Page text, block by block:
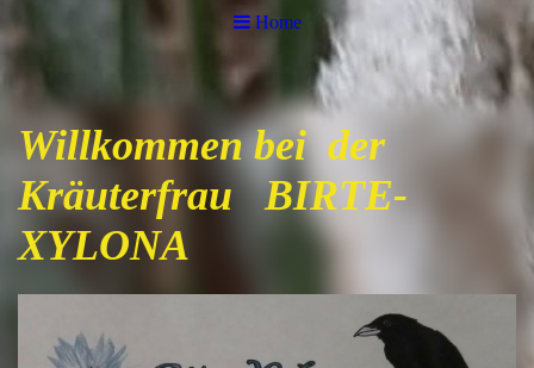
Home
Willkommen bei der
Kräuterfrau BIRTE-
XYLONA